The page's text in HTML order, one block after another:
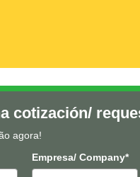
cotización/
agora!
Empresa/ Company*